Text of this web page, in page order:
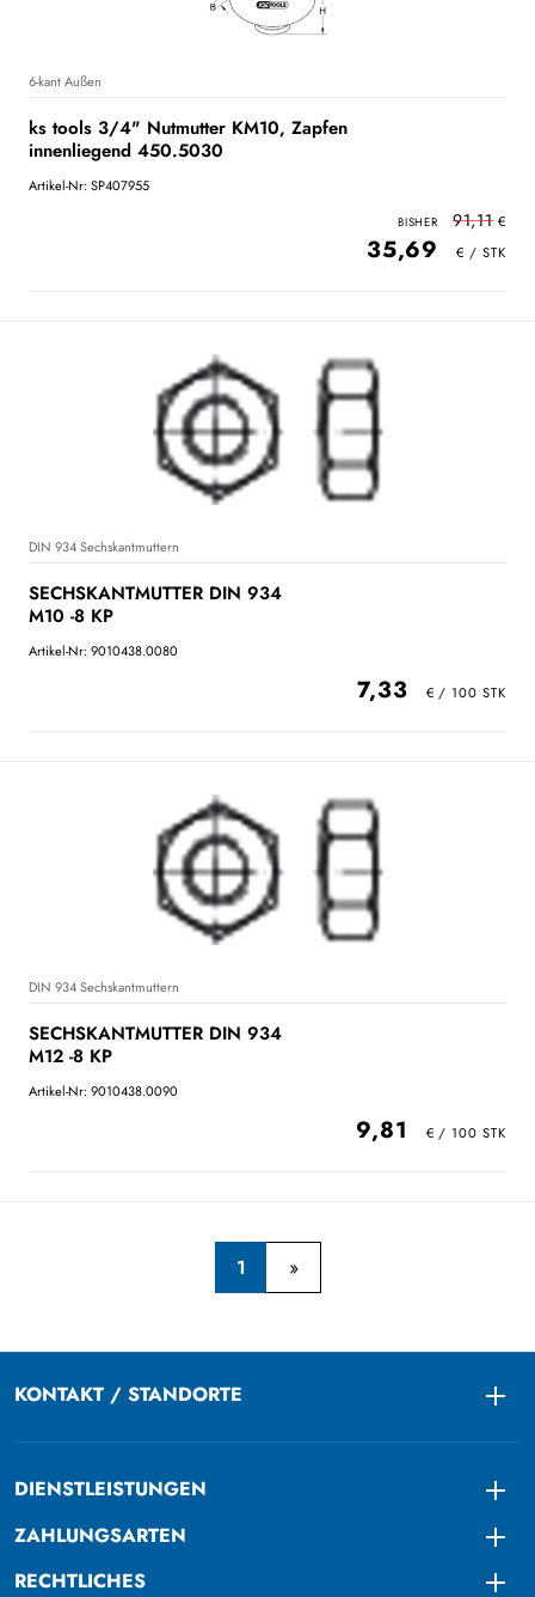
6-kant Außen
ks tools 3/4" Nutmutter KM10, Zapfen
innenliegend 450.5030
Artikel-Nr: SP407955
91,11
35,69
DIN 934 Sechskantmuttern
SECHSKANTMUTTER DIN 934
M10 -8 KP
Artikel-Nr: 9010438.0080
7,33
DIN 934 Sechskantmuttern
SECHSKANTMUTTER DIN 934
M12 -8 KP
Artikel-Nr: 9010438.0090
9,81
1
KONTAKT / STANDORTE
DIENSTLEISTUNGEN
ZAHLUNGSARTEN
RECHTLICHES